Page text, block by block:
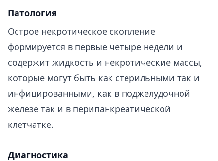
Патология
Острое некротическое скопление
формируется в первые четыре недели и
содержит жидкость и некротические массы,
которые могут быть как стерильными так и
инфицированными, как в поджелудочной
железе так и в перипанкреатической
клетчатке.
Диагностика